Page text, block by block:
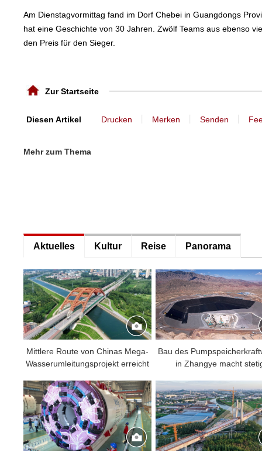
Am Dienstagvormittag fand im Dorf Chebei in Guangdongs
hat eine Geschichte von 30 Jahren. Zwölf Teams aus ebenso
den Preis für den Sieger.
Zur Startseite
Diesen Artikel Drucken Merken Senden
Mehr zum Thema